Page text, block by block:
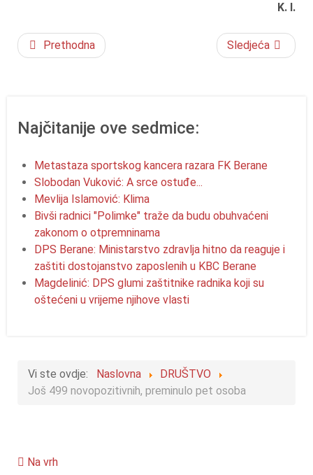
K. I.
Prethodna Sledjeća
Najčitanije ove sedmice:
Metastaza sportskog kancera razara FK Berane
Slobodan Vuković: A srce ostuđe...
Mevlija Islamović: Klima
Bivši radnici "Polimke" traže da budu obuhvaćeni
zakonom o otpremninama
DPS Berane: Ministarstvo zdravlja hitno da reaguje i
zaštiti dostojanstvo zaposlenih u KBC Berane
Magdelinić: DPS glumi zaštitnike radnika koji su
oštećeni u vrijeme njihove vlasti
Vi ste ovdje: Naslovna
DRUŠTVO
Još 499 novopozitivnih, preminulo pet osoba
Na vrh